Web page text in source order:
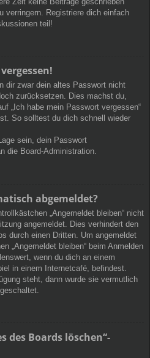
verringern. Registriere dich einfach
teil!
dir zwar dein altes Passwort nicht
zurücksetzen. Dies machst du,
„Ich habe mein Passwort vergessen“
So solltest du dich schnell wieder
sein, dein Passwort
die Board-Administration.
abgemeldet?
„Angemeldet bleiben“ nicht
angemeldet. Dies verhindert den
durch einen Dritten. Um angemeldet
„Angemeldet bleiben“ beim Anmelden
wenn du dich an einem
in einem Internetcafé, befindest.
steht, dann wurde sie vermutlich
des Boards löschen“-